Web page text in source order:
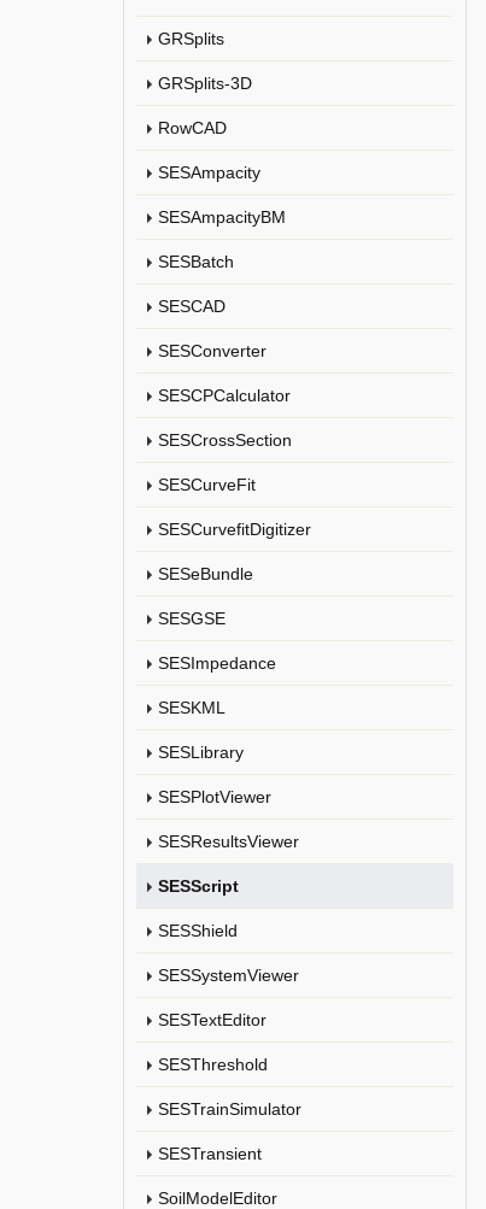
GRSplits
GRSplits-3D
RowCAD
SESAmpacity
SESAmpacityBM
SESBatch
SESCAD
SESConverter
SESCPCalculator
SESCrossSection
SESCurveFit
SESCurvefitDigitizer
SESeBundle
SESGSE
SESImpedance
SESKML
SESLibrary
SESPlotViewer
SESResultsViewer
SESScript
SESShield
SESSystemViewer
SESTextEditor
SESThreshold
SESTrainSimulator
SESTransient
SoilModelEditor